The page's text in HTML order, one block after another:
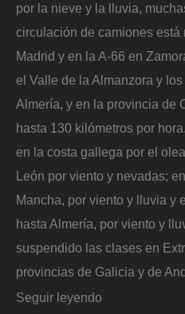
por la nieve y la lluvia,
circulación de camiones está
Madrid y en la A-66 en
el Valle de la Almanzora y
Almería, y en la provincia de
hasta 130 kilómetros por
en la costa gallega por el
León por viento y nevadas;
Mancha, por viento y lluvia y
hasta Almería, por viento y
suspendido las clases en
provincias de Galicia y de
Seguir leyendo